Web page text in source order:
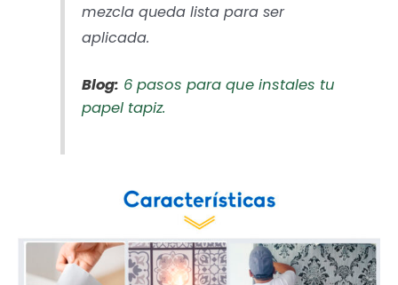
mezcla queda lista para ser
aplicada.
Blog: 6 pasos para que instales tu
papel tapiz.